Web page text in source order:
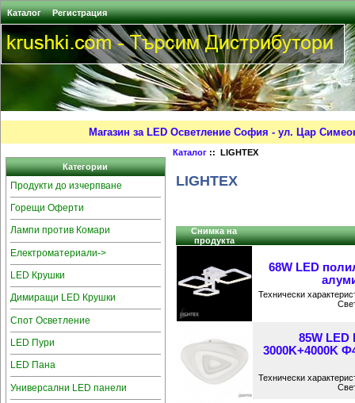
Каталог Регистрация
Магазин за LED Осветление София - ул. Цар
Категории
Продукти до изчерпване
Горещи Оферти
Лампи против Комари
Електроматериали->
LED Крушки
Димиращи LED Крушки
Спот Осветление
LED Пури
LED Пана
Универсални LED панели
Каталог :: LIGHTEX
LIGHTEX
Снимка на
продукта
68W LED
Технически
85W
3000K+4000K
Технически